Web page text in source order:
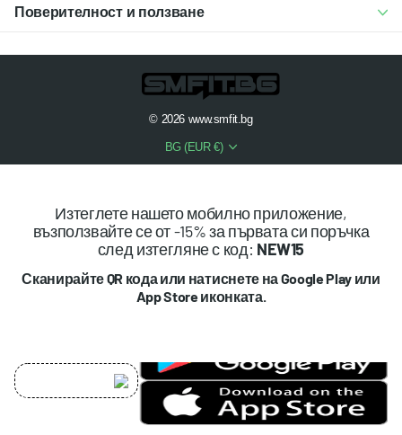
Поверителност и ползване
© 2026www.smfit.bg
BG (EUR €)
Изтеглете нашето мобилно приложение,
възползвайте се от -15% за първата си поръчка
след изтегляне с код: NEW15
Сканирайте QR кода или натиснете на Google Play или
App Store иконката.